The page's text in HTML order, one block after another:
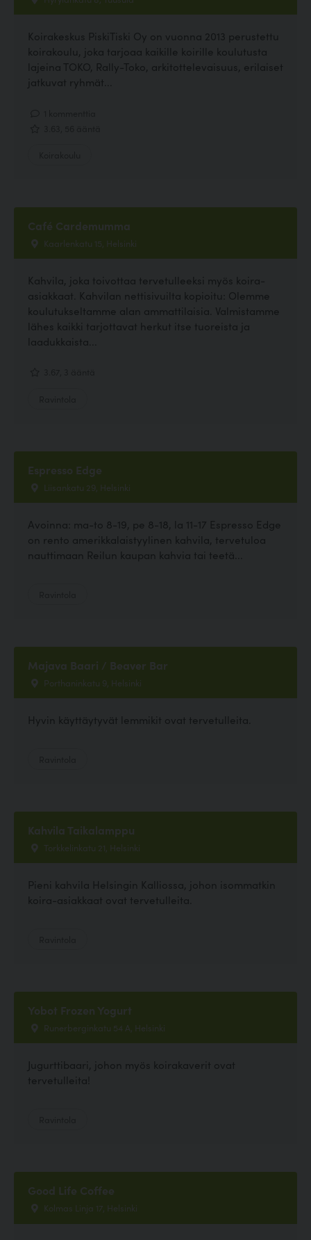
Koirakeskus PiskiTiski Oy on vuonna 2013 perustettu
koirakoulu, joka tarjoaa kaikille koirille koulutusta
lajeina TOKO, Rally-Toko, arkitottelevaisuus, erilaiset
jatkuvat ryhmät...
Café Cardemumma
Kaarlenkatu 15, Helsinki
Kahvila, joka toivottaa tervetulleeksi myös koira-
asiakkaat. Kahvilan nettisivuilta kopioitu: Olemme
koulutukseltamme alan ammattilaisia. Valmistamme
lähes kaikki tarjottavat herkut itse tuoreista ja
laadukkaista...
Espresso Edge
Liisankatu 29, Helsinki
Avoinna: ma-to 8-19, pe 8-18, la 11-17 Espresso Edge
on rento amerikkalaistyylinen kahvila, tervetuloa
nauttimaan Reilun kaupan kahvia tai teetä...
Majava Baari / Beaver Bar
Porthaninkatu 9, Helsinki
Hyvin käyttäytyvät lemmikit ovat tervetulleita.
Kahvila Taikalamppu
Torkkelinkatu 21, Helsinki
Pieni kahvila Helsingin Kalliossa, johon isommatkin
koira-asiakkaat ovat tervetulleita.
Yobot Frozen Yogurt
Runerberginkatu 54 A, Helsinki
Jugurttibaari, johon myös koirakaverit ovat
tervetulleita!
Good Life Coffee
Kolmas Linja 17, Helsinki